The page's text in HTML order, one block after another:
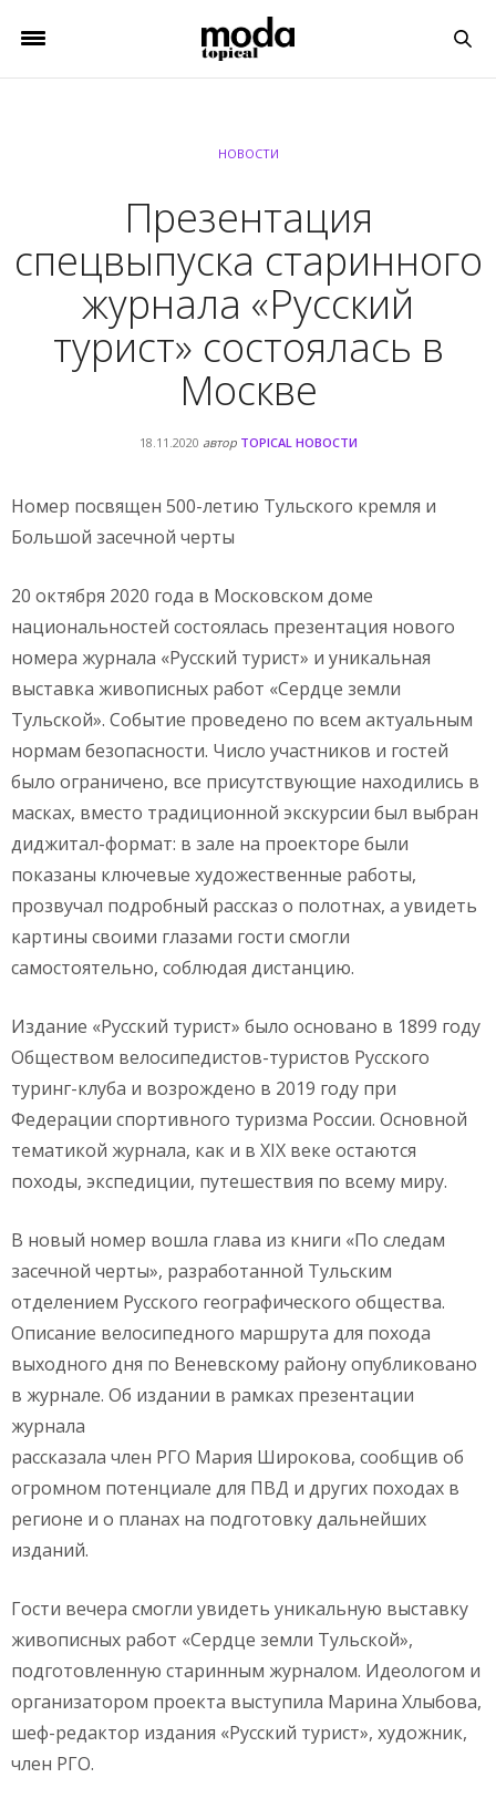
НОВОСТИ
Презентация
спецвыпуска старинного
журнала «Русский
турист» состоялась в
Москве
18.11.2020 автор TOPICAL НОВОСТИ
Номер посвящен 500-летию Тульского кремля и
Большой засечной черты
20 октября 2020 года в Московском доме
национальностей состоялась презентация нового
номера журнала «Русский турист» и уникальная
выставка живописных работ «Сердце земли
Тульской». Событие проведено по всем актуальным
нормам безопасности. Число участников и гостей
было ограничено, все присутствующие находились в
масках, вместо традиционной экскурсии был выбран
диджитал-формат: в зале на проекторе были
показаны ключевые художественные работы,
прозвучал подробный рассказ о полотнах, а увидеть
картины своими глазами гости смогли
самостоятельно, соблюдая дистанцию.
Издание «Русский турист» было основано в 1899 году
Обществом велосипедистов-туристов Русского
туринг-клуба и возрождено в 2019 году при
Федерации спортивного туризма России. Основной
тематикой журнала, как и в XIX веке остаются
походы, экспедиции, путешествия по всему миру.
В новый номер вошла глава из книги «По следам
засечной черты», разработанной Тульским
отделением Русского географического общества.
Описание велосипедного маршрута для похода
выходного дня по Веневскому району опубликовано
в журнале. Об издании в рамках презентации
журнала
рассказала член РГО Мария Широкова, сообщив об
огромном потенциале для ПВД и других походах в
регионе и о планах на подготовку дальнейших
изданий.
Гости вечера смогли увидеть уникальную выставку
живописных работ «Сердце земли Тульской»,
подготовленную старинным журналом. Идеологом и
организатором проекта выступила Марина Хлыбова,
шеф-редактор издания «Русский турист», художник,
член РГО.